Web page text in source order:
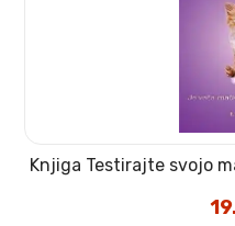
Knjiga Testirajte svojo